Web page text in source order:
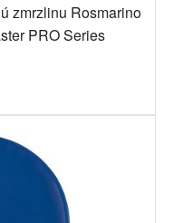
zmrzlinu Rosmarino
PRO Series